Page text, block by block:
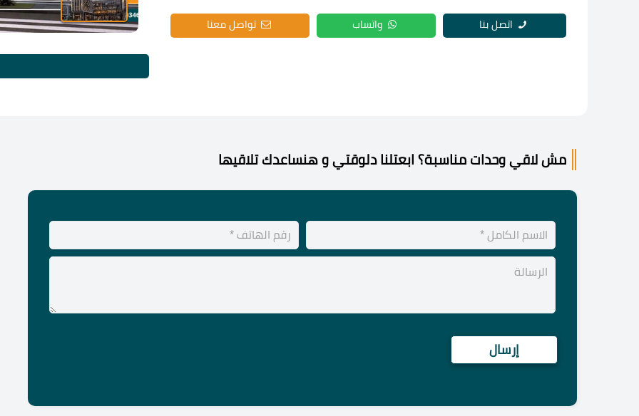
اتصل بنا واتساب تواصل معنا
مش لاقي وحدات مناسبة؟ ابعتلنا دلوقتي و هنساعدك تلاقيها